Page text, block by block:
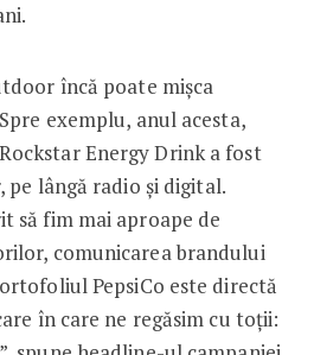
încă poate mișca
exem­plu, anul acesta,
Energy Drink a fost
lângă radio și digital.
să fim mai aproape de
comunicarea brandului
PepsiCo este directă
în care ne regăsim cu toții: